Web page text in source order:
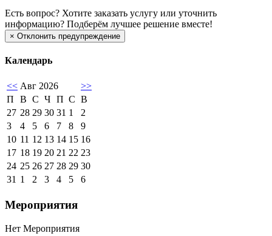
Есть вопрос? Хотите заказать услугу или уточнить
информацию? Подберём лучшее решение вместе!
× Отклонить предупреждение
Календарь
<< Авг 2026
>>
П
В С Ч П С В
27 28 29 30 31 1
2
3
4 5 6 7 8
9
10 11 12 13 14 15 16
17 18 19 20 21 22 23
24 25 26 27 28 29 30
31 1 2 3 4 5 6
Мероприятия
Нет Мероприятия